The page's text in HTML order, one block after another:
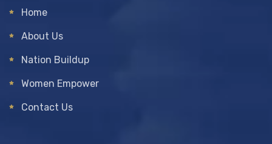
Home
About Us
Nation Buildup
Women Empower
Contact Us